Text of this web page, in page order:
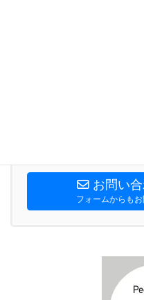
お問い
フォームからもお